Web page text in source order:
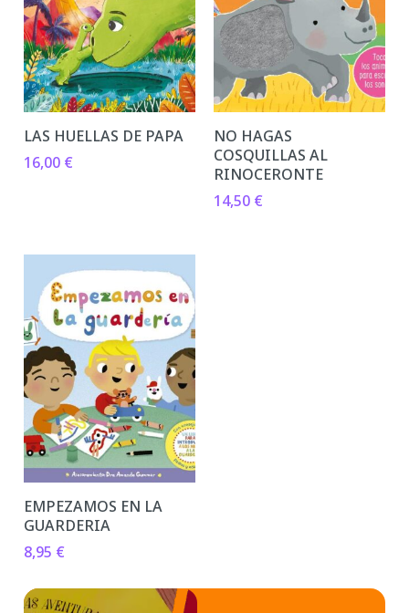
LAS HUELLAS DE PAPA
16,00 €
NO HAGAS
COSQUILLAS AL
RINOCERONTE
14,50 €
EMPEZAMOS EN LA
GUARDERIA
8,95 €